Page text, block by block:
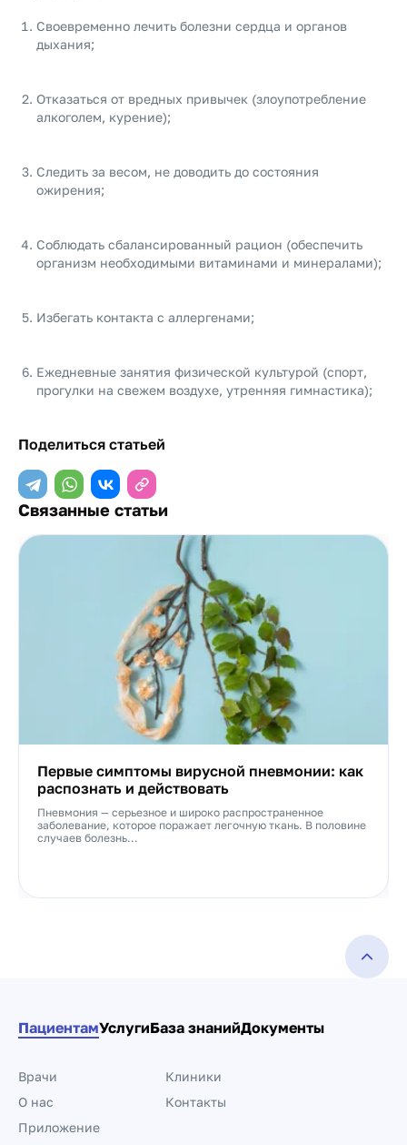
Своевременно лечить болезни сердца и органов
дыхания;
Отказаться от вредных привычек (злоупотребление
алкоголем, курение);
Следить за весом, не доводить до состояния
ожирения;
Соблюдать сбалансированный рацион (обеспечить
организм необходимыми витаминами и минералами);
Избегать контакта с аллергенами;
Ежедневные занятия физической культурой (спорт,
прогулки на свежем воздухе, утренняя гимнастика);
Поделиться статьей
Связанные статьи
Первые симптомы вирусной пневмонии: как
распознать и действовать
Пневмония — серьезное и широко распространенное
заболевание, которое поражает легочную ткань. В половине
случаев болезнь...
ПациентамУслугиБаза знанийДокументы
Врачи
Клиники
О нас
Контакты
Приложение